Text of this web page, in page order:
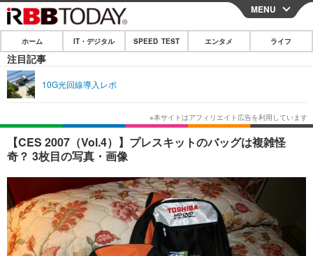
CLOSE
ホーム
IT・デジタル
ネタ ガジェット・ツール
ショッピング
エンタメ
エンタメTOP
韓流・K-POP 韓国・芸能
音楽 スポーツ
グラビア ブログ
ライフ
ライフTOP グルメ
ペット ショッピング
その他
リリース一覧
プッシュ通知の停止方法
MENU
ホーム IT・デジタル SPEED TEST エンタメ ライフ
注目記事
10G光回線導入レポ
【CES 2007（Vol.4）】プレスキットのバッグは複雑怪
奇？ 3枚目の写真・画像